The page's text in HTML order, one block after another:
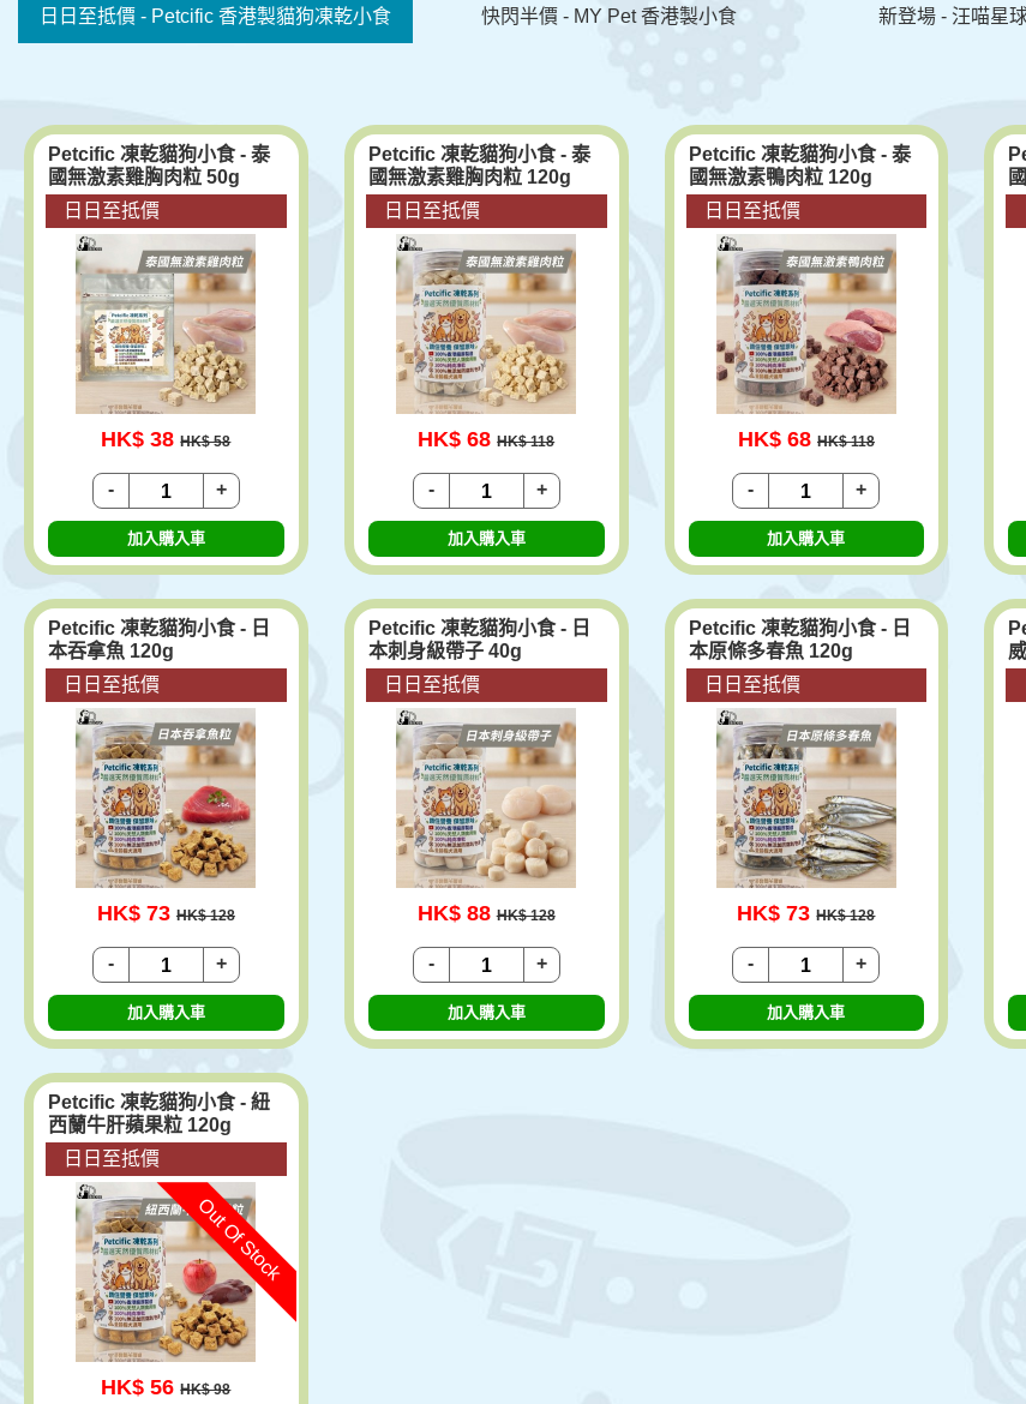
日日至抵價 - Petcific 香港製貓狗凍乾小食 快閃半價 - MY Pet 香港製小食 新登場 - 汪喵星
Petcific 凍乾貓狗小食 - 泰
國無激素雞胸肉粒 50g
日日至抵價
HK$ 38 HK$ 58
+
-
加入購入車
Petcific 凍乾貓狗小食 - 泰
國無激素雞胸肉粒 120g
日日至抵價
HK$ 68 HK$ 118
+
-
加入購入車
Petcific 凍乾貓狗小食 - 泰
國無激素鴨肉粒 120g
日日至抵價
HK$ 68 HK$ 118
+
-
加入購入車
Petcific 凍乾貓狗小食 - 日
本吞拿魚 120g
日日至抵價
HK$ 73 HK$ 128
+
-
加入購入車
Petcific 凍乾貓狗小食 - 日
本刺身級帶子 40g
日日至抵價
HK$ 88 HK$ 128
+
-
加入購入車
Petcific 凍乾貓狗小食 - 日
本原條多春魚 120g
日日至抵價
HK$ 73 HK$ 128
+
-
加入購入車
Petcific 凍乾貓狗小食 - 紐
西蘭牛肝蘋果粒 120g
日日至抵價
Out Of Stock
HK$ 56 HK$ 98